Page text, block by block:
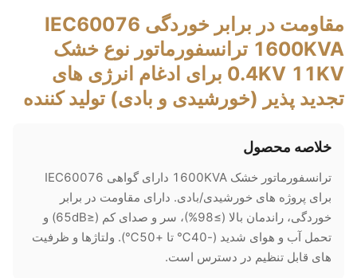
مقاومت در برابر خوردگی IEC60076
1600KVA ترانسفورماتور نوع خشک
0.4KV 11KV برای ادغام انرژی های
تجدید پذیر (خورشیدی و بادی) تولید کننده
خلاصه محصول
ترانسفورماتور خشک 1600KVA دارای گواهی IEC60076
برای پروژه های خورشیدی/بادی. دارای مقاومت در برابر
خوردگی، راندمان بالا (≥98%)، سر و صدای کم (≤65dB) و
تحمل آب و هوای شدید (-40℃ تا +50℃). ولتاژها و ظرفیت
های قابل تنظیم در دسترس است.